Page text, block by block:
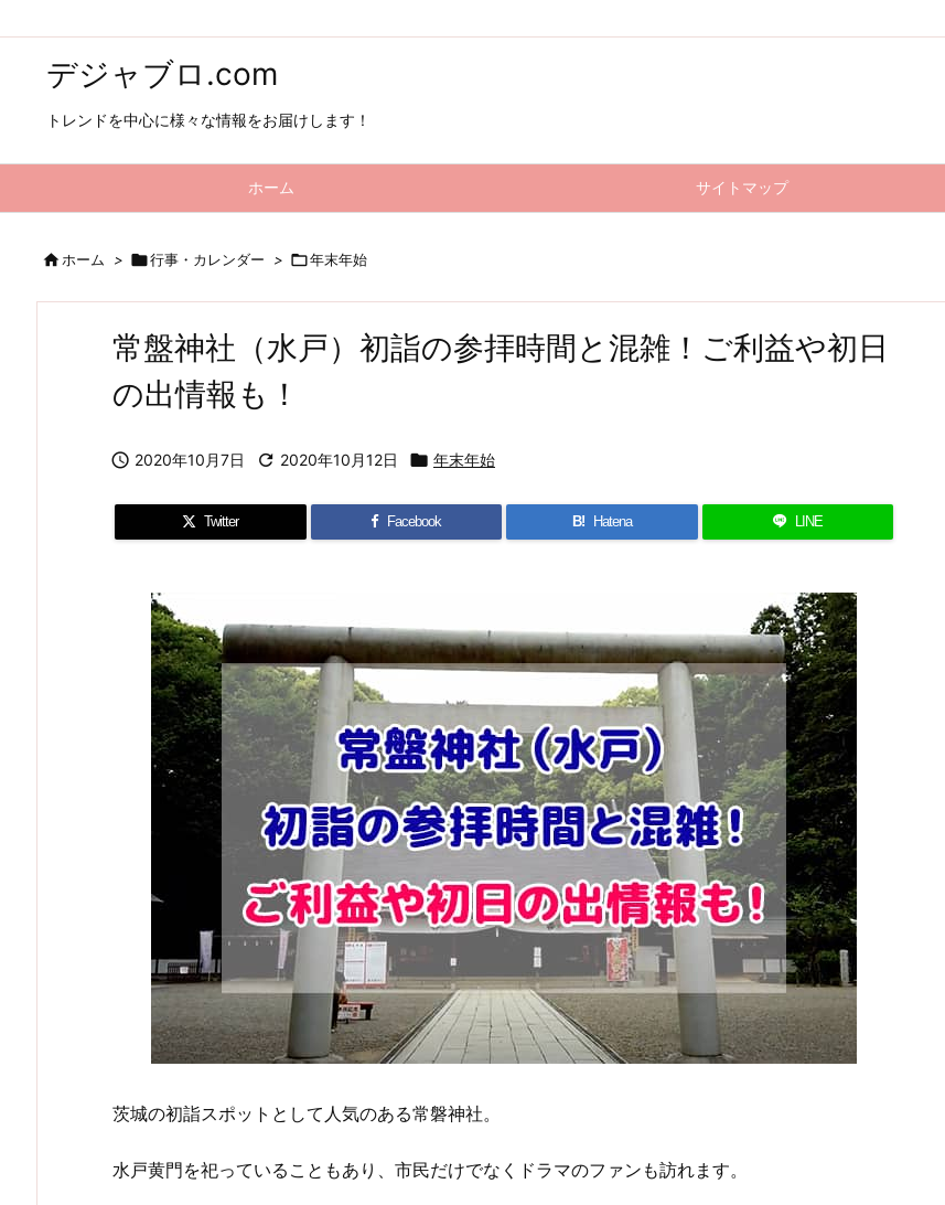
デジャブロ.com
トレンドを中心に様々な情報をお届けします！
ホーム サイトマップ
ホーム > 行事・カレンダー > 年末年始
常盤神社（水戸）初詣の参拝時間と混雑！ご利益や初日
の出情報も！
 2020年10月7日  2020年10月12日  年末年始
Twitter Facebook B! Hatena LINE
茨城の初詣スポットとして人気のある常磐神社。
水戸黄門を祀っていることもあり、市民だけでなくドラマのファンも訪れます。